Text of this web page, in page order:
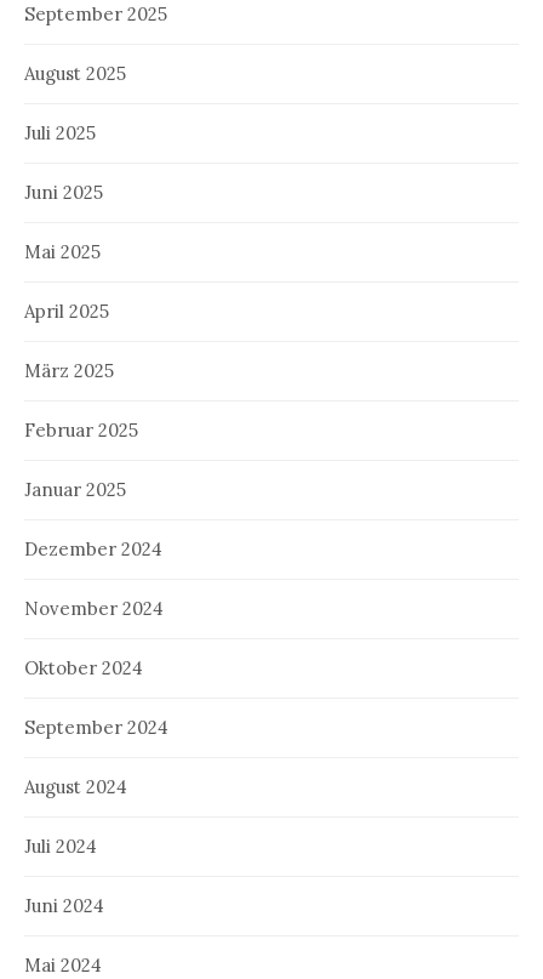
September 2025
August 2025
Juli 2025
Juni 2025
Mai 2025
April 2025
März 2025
Februar 2025
Januar 2025
Dezember 2024
November 2024
Oktober 2024
September 2024
August 2024
Juli 2024
Juni 2024
Mai 2024